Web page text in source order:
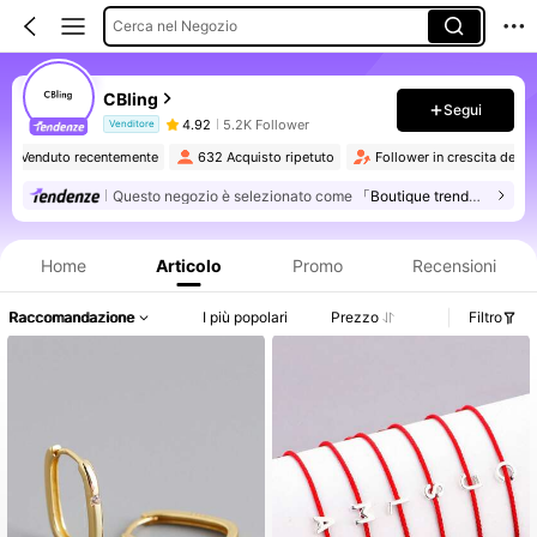
Cerca nel Negozio
CBling
Venditore 4.92 5.2K Follower
Segui
2.1K Venduto recentemente 632 Acquisto ripetuto Follower in crescita
Questo negozio è selezionato come 「Boutique trendy」
Home Articolo Promo Recensioni
Raccomandazione I più popolari Prezzo Filtro